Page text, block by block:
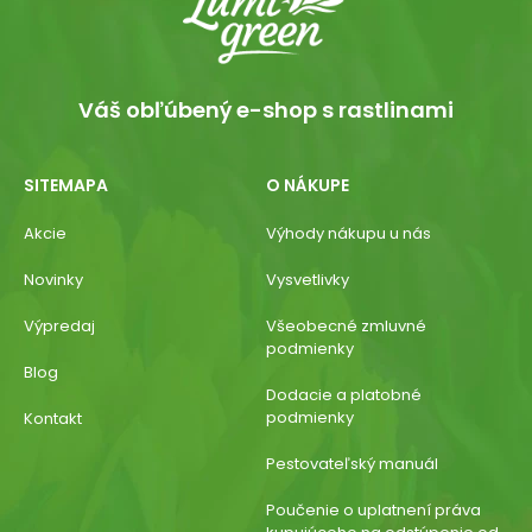
Váš obľúbený e-shop s rastlinami
SITEMAPA
Akcie
Novinky
Výpredaj
Blog
Kontakt
O NÁKUPE
Výhody nákupu u nás
Vysvetlivky
Všeobecné zmluvné
podmienky
Dodacie a platobné
podmienky
Pestovateľský manuál
Poučenie o uplatnení práva